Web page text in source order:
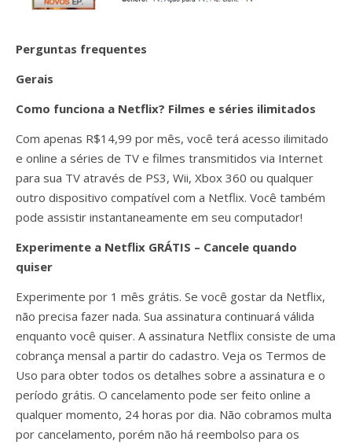
Perguntas frequentes
Gerais
Como funciona a Netflix? Filmes e séries ilimitados
Com apenas R$14,99 por mês, você terá acesso ilimitado
e online a séries de TV e filmes transmitidos via Internet
para sua TV através de PS3, Wii, Xbox 360 ou qualquer
outro dispositivo compatível com a Netflix. Você também
pode assistir instantaneamente em seu computador!
Experimente a Netflix GRÁTIS – Cancele quando
quiser
Experimente por 1 mês grátis. Se você gostar da Netflix,
não precisa fazer nada. Sua assinatura continuará válida
enquanto você quiser. A assinatura Netflix consiste de uma
cobrança mensal a partir do cadastro. Veja os Termos de
Uso para obter todos os detalhes sobre a assinatura e o
período grátis. O cancelamento pode ser feito online a
qualquer momento, 24 horas por dia. Não cobramos multa
por cancelamento, porém não há reembolso para os